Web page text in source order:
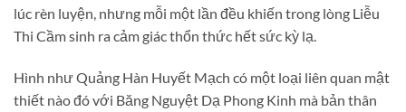
lúc rèn luyện, nhưng mỗi một lần đều khiến trong lòng Liễu
Thi Cầm sinh ra cảm giác thổn thức hết sức kỳ lạ.
Hình như Quảng Hàn Huyết Mạch có một loại liên quan mật
thiết nào đó với Băng Nguyệt Dạ Phong Kinh mà bản thân